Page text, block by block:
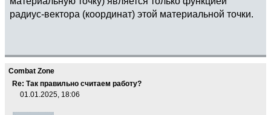
радиус-вектора (координат) этой материальной точки.
Combat Zone
Re: Так правильно считаем работу?
01.01.2025, 18:06